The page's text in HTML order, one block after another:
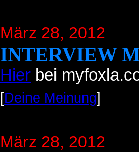
März 28, 2012
INTERVIEW
Hier bei
[Deine Meinung]
März 28, 2012